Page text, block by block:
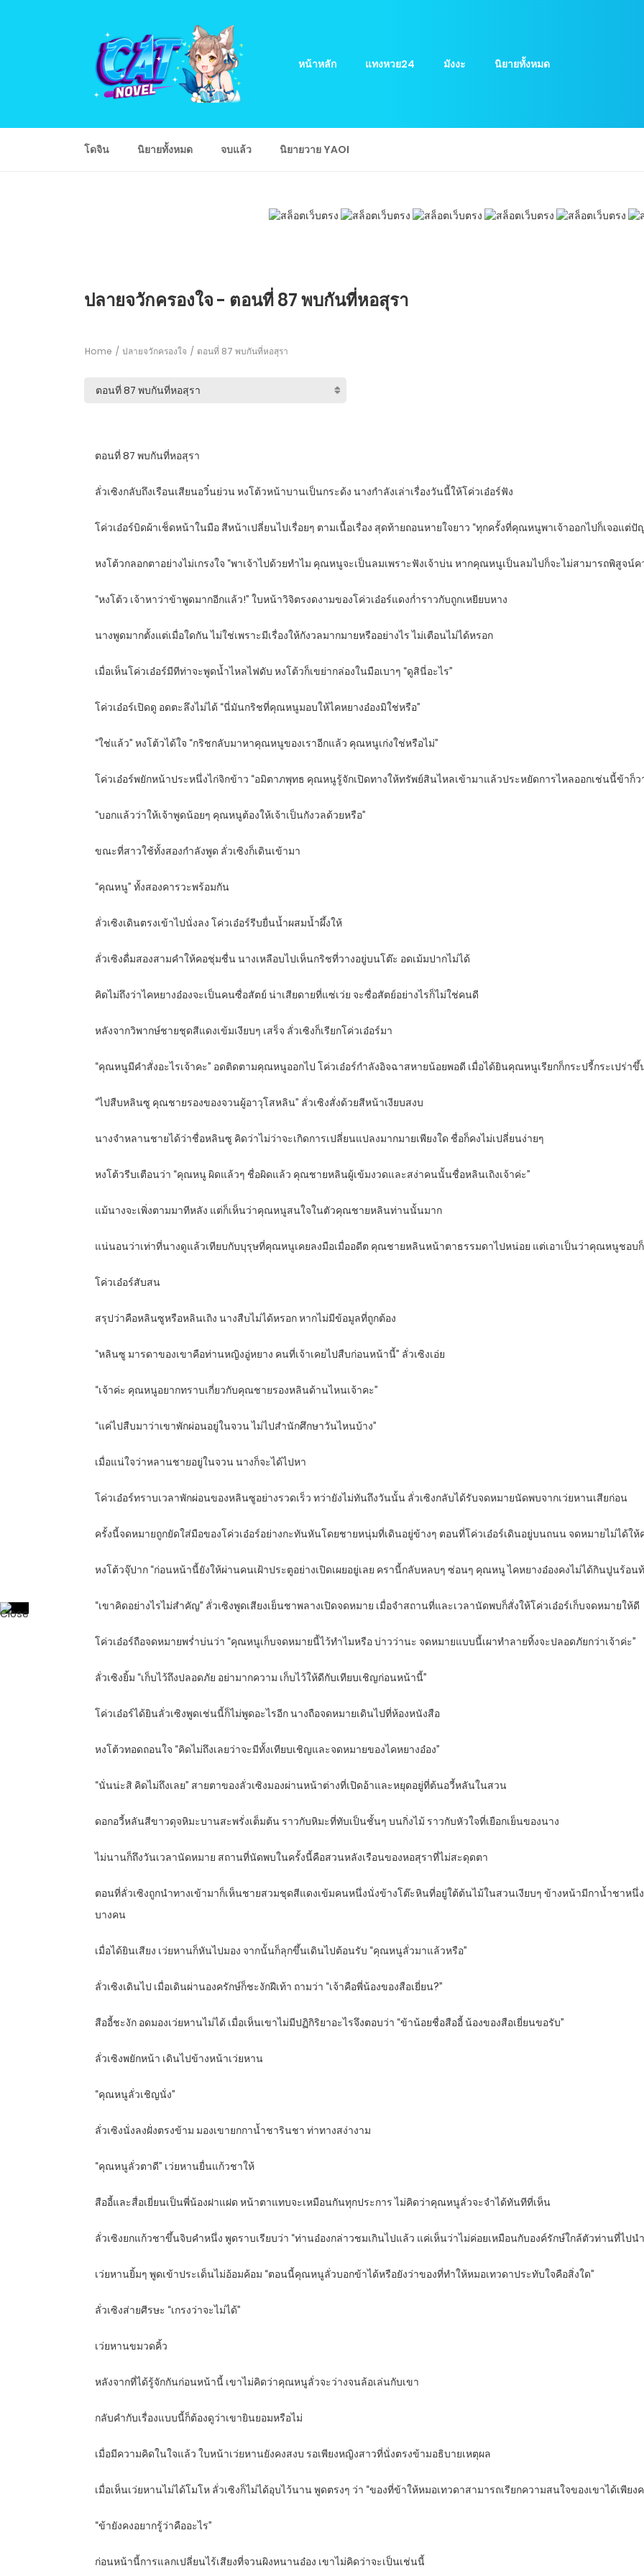
หน้าหลัก แทงหวย24 มังงะ นิยายทั้งหมด
โดจิน นิยายทั้งหมด จบแล้ว นิยายวาย YAOI
ปลายจวักครองใจ - ตอนที่ 87 พบกันที่หอสุรา
Home ปลายจวักครองใจ ตอนที่ 87 พบกันที่หอสุรา
ตอนที่ 87 พบกันที่หอสุรา
ลั่วเซิงกลับถึงเรือนเสียนอวิ๋นย่วน หงโต้วหน้าบานเป็นกระด้ง นางกำลังเล่าเรื่องวันนี้ให้โค่วเอ๋อร์ฟัง
โค่วเอ๋อร์บิดผ้าเช็ดหน้าในมือ สีหน้าเปลี่ยนไปเรื่อยๆ ตามเนื้อเรื่อง สุดท้ายถอนหายใจยาว “ทุกครั้งที่คุณหนูพาเจ้าออกไปก็เจอแต่
หงโต้วกลอกตาอย่างไม่เกรงใจ “พาเจ้าไปด้วยทำไม คุณหนูจะเป็นลมเพราะฟังเจ้าบ่น หากคุณหนูเป็นลมไปก็จะไม่สามารถพิสูจน์
“หงโต้ว เจ้าหาว่าข้าพูดมากอีกแล้ว!” ใบหน้าวิจิตรงดงามของโค่วเอ๋อร์แดงก่ำราวกับถูกเหยียบหาง
นางพูดมากตั้งแต่เมื่อใดกัน ไม่ใช่เพราะมีเรื่องให้กังวลมากมายหรืออย่างไร ไม่เตือนไม่ได้หรอก
เมื่อเห็นโค่วเอ๋อร์มีทีท่าจะพูดน้ำไหลไฟดับ หงโต้วก็เขย่ากล่องในมือเบาๆ “ดูสินี่อะไร”
โค่วเอ๋อร์เปิดดู อดตะลึงไม่ได้ “นี่มันกริชที่คุณหนูมอบให้ไคหยางอ๋องมิใช่หรือ”
“ใช่แล้ว” หงโต้วได้ใจ “กริชกลับมาหาคุณหนูของเราอีกแล้ว คุณหนูเก่งใช่หรือไม่”
โค่วเอ๋อร์พยักหน้าประหนึ่งไก่จิกข้าว “อมิตาภพุทธ คุณหนูรู้จักเปิดทางให้ทรัพย์สินไหลเข้ามาแล้วประหยัดการไหลออกเช่นนี้ข้าก็ว
“บอกแล้วว่าให้เจ้าพูดน้อยๆ คุณหนูต้องให้เจ้าเป็นกังวลด้วยหรือ”
ขณะที่สาวใช้ทั้งสองกำลังพูด ลั่วเซิงก็เดินเข้ามา
“คุณหนู” ทั้งสองคารวะพร้อมกัน
ลั่วเซิงเดินตรงเข้าไปนั่งลง โค่วเอ๋อร์รีบยื่นน้ำผสมน้ำผึ้งให้
ลั่วเซิงดื่มสองสามคำให้คอชุ่มชื่น นางเหลือบไปเห็นกริชที่วางอยู่บนโต๊ะ อดเม้มปากไม่ได้
คิดไม่ถึงว่าไคหยางอ๋องจะเป็นคนซื่อสัตย์ น่าเสียดายที่แซ่เว่ย จะซื่อสัตย์อย่างไรก็ไม่ใช่คนดี
หลังจากวิพากษ์ชายชุดสีแดงเข้มเงียบๆ เสร็จ ลั่วเซิงก็เรียกโค่วเอ๋อร์มา
“คุณหนูมีคำสั่งอะไรเจ้าคะ” อดติดตามคุณหนูออกไป โค่วเอ๋อร์กำลังอิจฉาสหายน้อยพอดี เมื่อได้ยินคุณหนูเรียกก็กระปรี้กระเปร่า
“ไปสืบหลินซู คุณชายรองของจวนผู้อาวุโสหลิน” ลั่วเซิงสั่งด้วยสีหน้าเงียบสงบ
นางจำหลานชายได้ว่าชื่อหลินซู คิดว่าไม่ว่าจะเกิดการเปลี่ยนแปลงมากมายเพียงใด ชื่อก็คงไม่เปลี่ยนง่ายๆ
หงโต้วรีบเตือนว่า “คุณหนู ผิดแล้วๆ ชื่อผิดแล้ว คุณชายหลินผู้เข้มงวดและสง่าคนนั้นชื่อหลินเถิงเจ้าค่ะ”
แม้นางจะเพิ่งตามมาทีหลัง แต่ก็เห็นว่าคุณหนูสนใจในตัวคุณชายหลินท่านนั้นมาก
แน่นอนว่าเท่าที่นางดูแล้วเทียบกับบุรุษที่คุณหนูเคยลงมือเมื่ออดีต คุณชายหลินหน้าตาธรรมดาไปหน่อย แต่เอาเป็นว่าคุณหนูชอบ
โค่วเอ๋อร์สับสน
สรุปว่าคือหลินซูหรือหลินเถิง นางสืบไม่ได้หรอก หากไม่มีข้อมูลที่ถูกต้อง
“หลินซู มารดาของเขาคือท่านหญิงอู่หยาง คนที่เจ้าเคยไปสืบก่อนหน้านี้” ลั่วเซิงเอ่ย
“เจ้าค่ะ คุณหนูอยากทราบเกี่ยวกับคุณชายรองหลินด้านไหนเจ้าคะ”
“แค่ไปสืบมาว่าเขาพักผ่อนอยู่ในจวน ไม่ไปสำนักศึกษาวันไหนบ้าง”
เมื่อแน่ใจว่าหลานชายอยู่ในจวน นางก็จะได้ไปหา
โค่วเอ๋อร์ทราบเวลาพักผ่อนของหลินซูอย่างรวดเร็ว ทว่ายังไม่ทันถึงวันนั้น ลั่วเซิงกลับได้รับจดหมายนัดพบจากเว่ยหานเสียก่อน
ครั้งนี้จดหมายถูกยัดใส่มือของโค่วเอ๋อร์อย่างกะทันหันโดยชายหนุ่มที่เดินอยู่ข้างๆ ตอนที่โค่วเอ๋อร์เดินอยู่บนถนน จดหมายไม่ได้ให้
หงโต้วจุ๊ปาก “ก่อนหน้านี้ยังให้ผ่านคนเฝ้าประตูอย่างเปิดเผยอยู่เลย ครานี้กลับหลบๆ ซ่อนๆ คุณหนู ไคหยางอ๋องคงไม่ได้กินปูนร้อน
“เขาคิดอย่างไรไม่สำคัญ” ลั่วเซิงพูดเสียงเย็นชาพลางเปิดจดหมาย เมื่อจำสถานที่และเวลานัดพบก็สั่งให้โค่วเอ๋อร์เก็บจดหมายให้ดี
โค่วเอ๋อร์ถือจดหมายพร่ำบ่นว่า “คุณหนูเก็บจดหมายนี้ไว้ทำไมหรือ บ่าวว่านะ จดหมายแบบนี้เผาทำลายทิ้งจะปลอดภัยกว่าเจ้าค่ะ”
ลั่วเซิงยิ้ม “เก็บไว้ถึงปลอดภัย อย่ามากความ เก็บไว้ให้ดีกับเทียบเชิญก่อนหน้านี้”
โค่วเอ๋อร์ได้ยินลั่วเซิงพูดเช่นนี้ก็ไม่พูดอะไรอีก นางถือจดหมายเดินไปที่ห้องหนังสือ
หงโต้วทอดถอนใจ “คิดไม่ถึงเลยว่าจะมีทั้งเทียบเชิญและจดหมายของไคหยางอ๋อง”
“นั่นน่ะสิ คิดไม่ถึงเลย” สายตาของลั่วเซิงมองผ่านหน้าต่างที่เปิดอ้าและหยุดอยู่ที่ต้นอวี้หลันในสวน
ดอกอวี้หลันสีขาวดุจหิมะบานสะพรั่งเต็มต้น ราวกับหิมะที่ทับเป็นชั้นๆ บนกิ่งไม้ ราวกับหัวใจที่เยือกเย็นของนาง
ไม่นานก็ถึงวันเวลานัดหมาย สถานที่นัดพบในครั้งนี้คือสวนหลังเรือนของหอสุราที่ไม่สะดุดตา
ตอนที่ลั่วเซิงถูกนำทางเข้ามาก็เห็นชายสวมชุดสีแดงเข้มคนหนึ่งนั่งข้างโต๊ะหินที่อยู่ใต้ต้นไม้ในสวนเงียบๆ ข้างหน้ามีกาน้ำชาหนึ่
บางคน
เมื่อได้ยินเสียง เว่ยหานก็หันไปมอง จากนั้นก็ลุกขึ้นเดินไปต้อนรับ “คุณหนูลั่วมาแล้วหรือ”
ลั่วเซิงเดินไป เมื่อเดินผ่านองครักษ์ก็ชะงักฝีเท้า ถามว่า “เจ้าคือพี่น้องของสือเยี่ยน?”
สืออี้ชะงัก อดมองเว่ยหานไม่ได้ เมื่อเห็นเขาไม่มีปฏิกิริยาอะไรจึงตอบว่า “ข้าน้อยชื่อสืออี้ น้องของสือเยี่ยนขอรับ”
ลั่วเซิงพยักหน้า เดินไปข้างหน้าเว่ยหาน
“คุณหนูลั่วเชิญนั่ง”
ลั่วเซิงนั่งลงฝั่งตรงข้าม มองเขายกกาน้ำชารินชา ท่าทางสง่างาม
“คุณหนูลั่วตาดี” เว่ยหานยื่นแก้วชาให้
สืออี้และสื่อเยี่ยนเป็นพี่น้องฝาแฝด หน้าตาแทบจะเหมือนกันทุกประการ ไม่คิดว่าคุณหนูลั่วจะจำได้ทันทีที่เห็น
ลั่วเซิงยกแก้วชาขึ้นจิบคำหนึ่ง พูดราบเรียบว่า “ท่านอ๋องกล่าวชมเกินไปแล้ว แค่เห็นว่าไม่ค่อยเหมือนกับองค์รักษ์ใกล้ตัวท่านที่ไป
เว่ยหานยิ้มๆ พูดเข้าประเด็นไม่อ้อมค้อม “ตอนนี้คุณหนูลั่วบอกข้าได้หรือยังว่าของที่ทำให้หมอเทวดาประทับใจคือสิ่งใด”
ลั่วเซิงส่ายศีรษะ “เกรงว่าจะไม่ได้”
เว่ยหานขมวดคิ้ว
หลังจากที่ได้รู้จักกันก่อนหน้านี้ เขาไม่คิดว่าคุณหนูลั่วจะว่างจนล้อเล่นกับเขา
กลับคำกับเรื่องแบบนี้ก็ต้องดูว่าเขายินยอมหรือไม่
เมื่อมีความคิดในใจแล้ว ใบหน้าเว่ยหานยังคงสงบ รอเพียงหญิงสาวที่นั่งตรงข้ามอธิบายเหตุผล
เมื่อเห็นเว่ยหานไม่ได้โมโห ลั่วเซิงก็ไม่ได้อุบไว้นาน พูดตรงๆ ว่า “ของที่ข้าให้หมอเทวดาสามารถเรียกความสนใจของเขาได้เพียง
“ข้ายังคงอยากรู้ว่าคืออะไร”
ก่อนหน้านี้การแลกเปลี่ยนไร้เสียงที่จวนผิงหนานอ๋อง เขาไม่คิดว่าจะเป็นเช่นนี้